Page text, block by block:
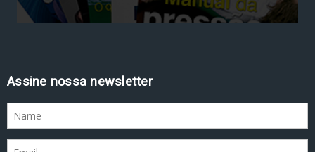
Assine nossa newsletter